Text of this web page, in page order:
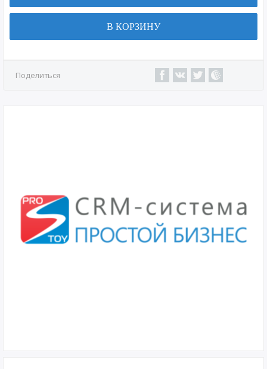
В КОРЗИНУ
Поделиться